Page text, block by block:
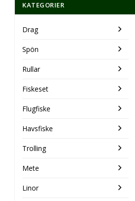
KATEGORIER
Drag
Spön
Rullar
Fiskeset
Flugfiske
Havsfiske
Trolling
Mete
Linor